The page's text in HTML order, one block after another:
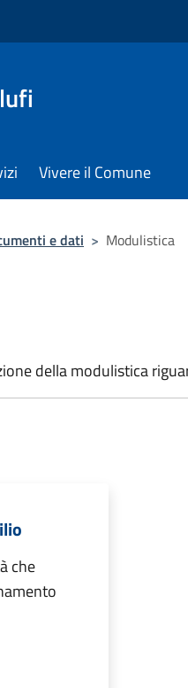
Vivere il Comune
e dati > Modulistica
della modulistica
che